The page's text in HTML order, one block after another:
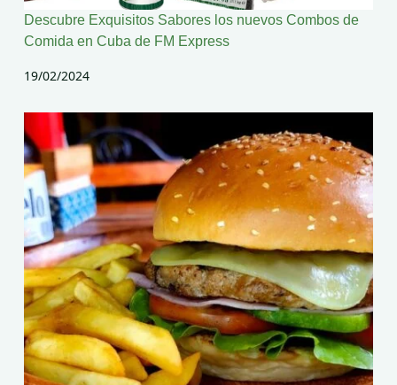
Descubre Exquisitos Sabores los nuevos Combos de
Comida en Cuba de FM Express
19/02/2024